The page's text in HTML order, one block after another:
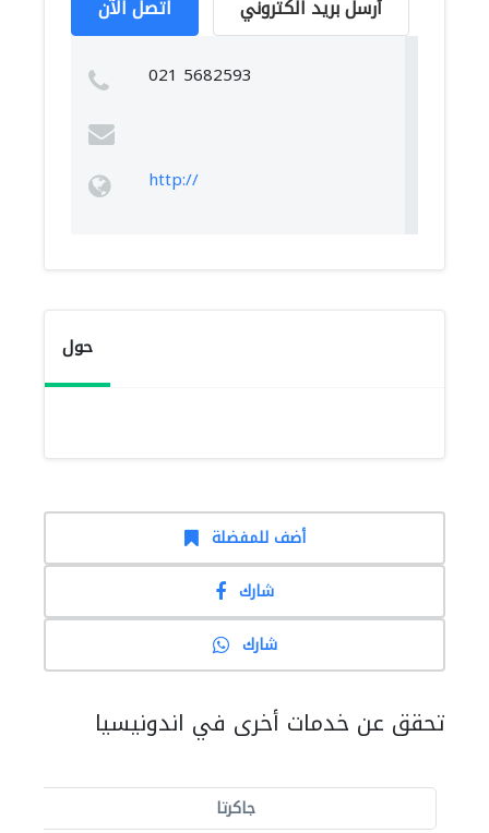
اتصل الآن أرسل بريد الكتروني
021 5682593
http://
حول
أضف للمفضلة
شارك
شارك
تحقق عن خدمات أخرى في اندونيسيا
جاكرتا